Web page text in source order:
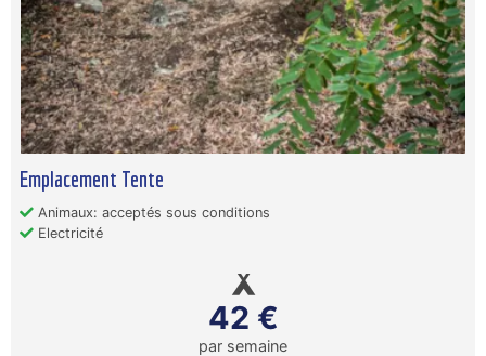
Emplacement Tente
Animaux: acceptés sous conditions
Electricité
42 €
par semaine